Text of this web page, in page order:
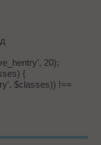
20);
{
$classes)) !==